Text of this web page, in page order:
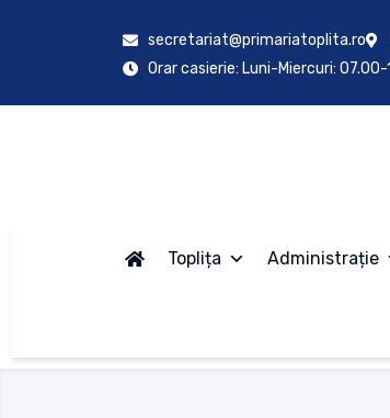
secretariat@primariatoplita.ro
Orar casierie: Luni-Miercuri:
Toplița Administrație